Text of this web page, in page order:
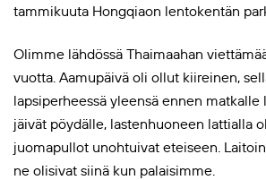
tammikuuta Hongqiaon lentokentän
Olimme lähdössä Thaimaahan
vuotta. Aamupäivä oli ollut kiireinen,
lapsiperheessä yleensä ennen matkalle
jäivät pöydälle, lastenhuoneen lattialla
juomapullot unohtuivat eteiseen.
ne olisivat siinä kun palaisimme.